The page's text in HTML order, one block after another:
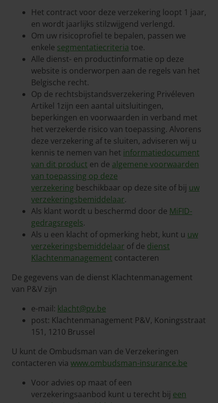
Het contract voor deze verzekering loopt 1 jaar,
en wordt jaarlijks stilzwijgend verlengd.
Om uw risicoprofiel te bepalen, passen we
enkele segmentatiecriteria toe.
Alle dienst- en productinformatie op deze
website is onderworpen aan de regels van het
Belgische recht.
Op de rechtsbijstandsverzekering Privéleven
Artikel 1zijn een aantal uitsluitingen,
beperkingen en voorwaarden in verband met
het verzekerde risico van toepassing. Alvorens
deze verzekering af te sluiten, adviseren wij u
kennis te nemen van het informatiedocument
van dit product en de algemene voorwaarden
van toepassing op deze
verzekering beschikbaar op deze site of bij uw
verzekeringsbemiddelaar.
Als klant wordt u beschermd door de MiFID-
gedragsregels.
Als u een klacht of opmerking hebt, kunt u uw
verzekeringsbemiddelaar of de dienst
Klachtenmanagement contacteren
De gegevens van de dienst Klachtenmanagement
van P&V zijn
e-mail: klacht@pv.be
post: Klachtenmanagement P&V, Koningsstraat
151, 1210 Brussel
U kunt de Ombudsman van de Verzekeringen
contacteren via www.ombudsman-insurance.be
Voor advies op maat of een
verzekeringsaanbod kunt u terecht bij een